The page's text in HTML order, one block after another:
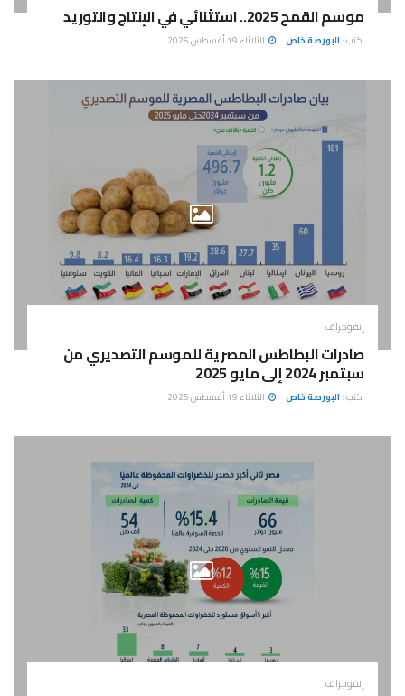
موسم القمح 2025.. استثنائي في الإنتاج والتوريد
كتب : البورصة خاص الثلاثاء 19 أغسطس 2025
إنفوجراف
صادرات البطاطس المصرية للموسم التصديري من
سبتمبر 2024 إلى مايو 2025
كتب : البورصة خاص الثلاثاء 19 أغسطس 2025
إنفوجراف